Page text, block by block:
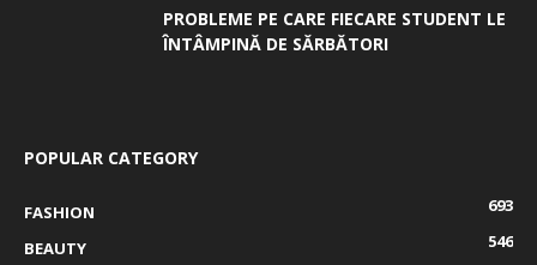
PROBLEME PE CARE FIECARE STUDENT LE
ÎNTÂMPINĂ DE SĂRBĂTORI
POPULAR CATEGORY
FASHION
693
BEAUTY
546